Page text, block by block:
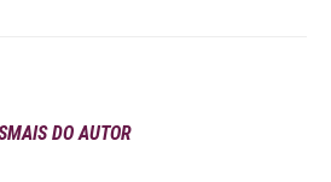
MAIS DO AUTOR